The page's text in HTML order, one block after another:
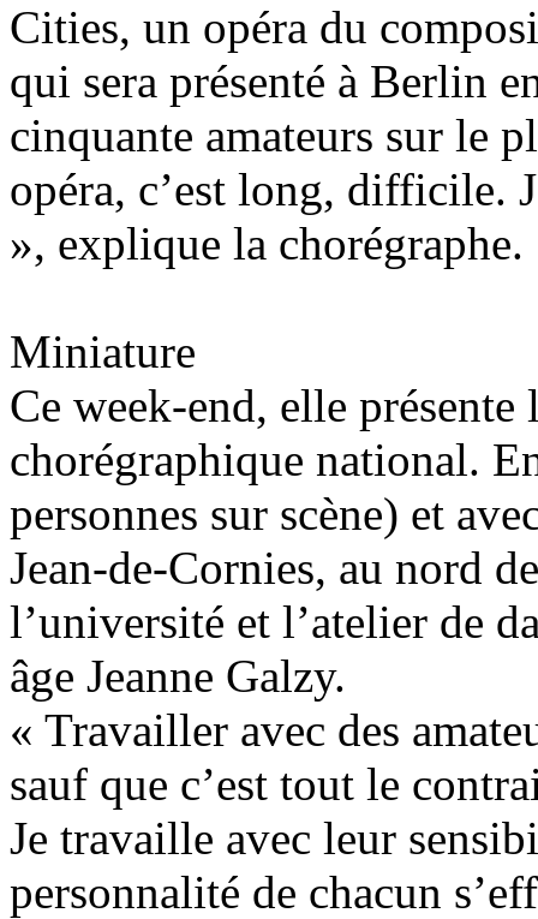
Cities, un opéra du
qui sera présenté à Berlin
cinquante amateurs sur le
opéra, c’est long, difficile.
», explique la chorégraphe.
Miniature
Ce week-end, elle
chorégraphique national.
personnes sur scène) et
Jean-de-Cornies, au nord
l’université et l’atelier de
âge Jeanne Galzy.
« Travailler avec des
sauf que c’est tout le
Je travaille avec leur
personnalité de chacun